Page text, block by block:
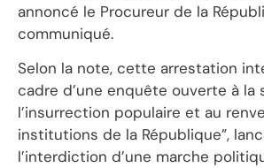
annoncé le Procureur de la
communiqué.
Selon la note, cette arrestation
cadre d’une enquête ouverte à la
l’insurrection populaire et au
institutions de la République”,
l’interdiction d’une marche